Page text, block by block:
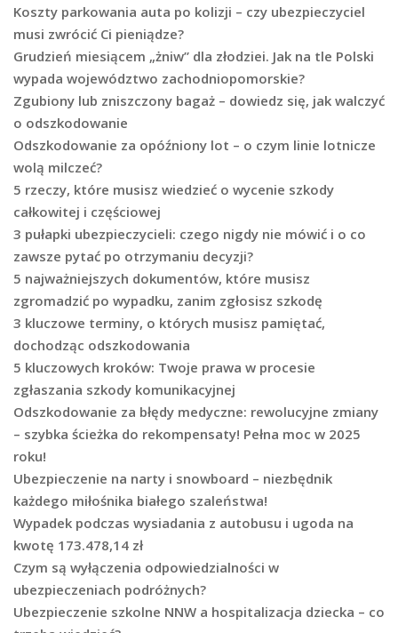
Koszty parkowania auta po kolizji – czy ubezpieczyciel
musi zwrócić Ci pieniądze?
Grudzień miesiącem „żniw” dla złodziei. Jak na tle Polski
wypada województwo zachodniopomorskie?
Zgubiony lub zniszczony bagaż – dowiedz się, jak walczyć
o odszkodowanie
Odszkodowanie za opóźniony lot – o czym linie lotnicze
wolą milczeć?
5 rzeczy, które musisz wiedzieć o wycenie szkody
całkowitej i częściowej
3 pułapki ubezpieczycieli: czego nigdy nie mówić i o co
zawsze pytać po otrzymaniu decyzji?
5 najważniejszych dokumentów, które musisz
zgromadzić po wypadku, zanim zgłosisz szkodę
3 kluczowe terminy, o których musisz pamiętać,
dochodząc odszkodowania
5 kluczowych kroków: Twoje prawa w procesie
zgłaszania szkody komunikacyjnej
Odszkodowanie za błędy medyczne: rewolucyjne zmiany
– szybka ścieżka do rekompensaty! Pełna moc w 2025
roku!
Ubezpieczenie na narty i snowboard – niezbędnik
każdego miłośnika białego szaleństwa!
Wypadek podczas wysiadania z autobusu i ugoda na
kwotę 173.478,14 zł
Czym są wyłączenia odpowiedzialności w
ubezpieczeniach podróżnych?
Ubezpieczenie szkolne NNW a hospitalizacja dziecka – co